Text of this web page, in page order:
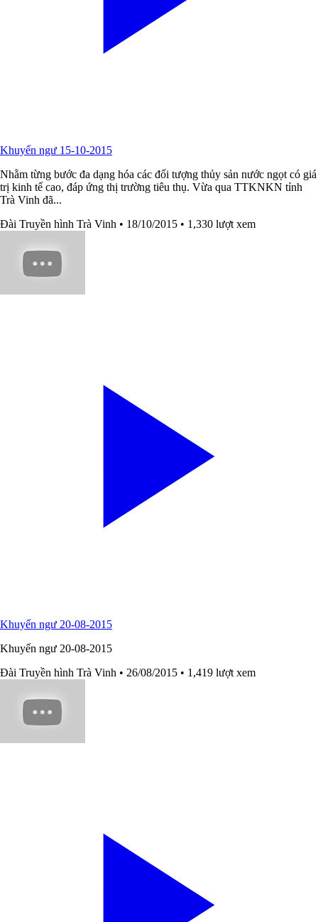
Khuyến ngư 15-10-2015
Nhằm từng bước đa dạng hóa các đối tượng thủy sản nước ngọt có giá
trị kinh tế cao, đáp ứng thị trường tiêu thụ. Vừa qua TTKNKN tỉnh
Trà Vinh đã...
Đài Truyền hình Trà Vinh • 18/10/2015 • 1,330 lượt xem
Khuyến ngư 20-08-2015
Khuyến ngư 20-08-2015
Đài Truyền hình Trà Vinh • 26/08/2015 • 1,419 lượt xem